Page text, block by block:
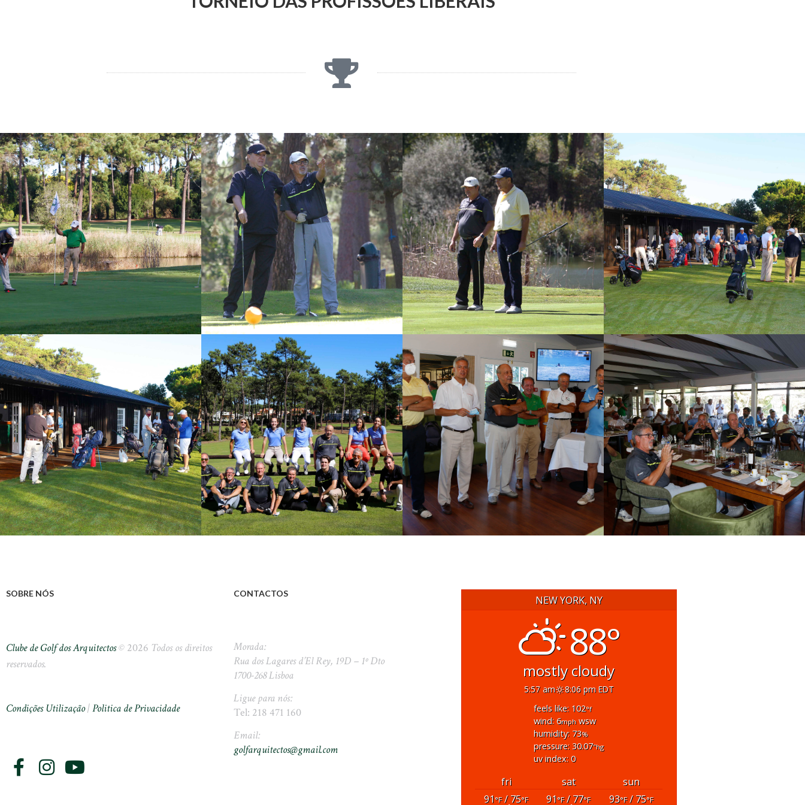
SOBRE NÓS
Clube de Golf dos Arquitectos© 2026 Todos os direitos
reservados.
Condições Utilização|Politica de Privacidade
CONTACTOS
Morada:
Rua dos Lagares d’El Rey, 19D – 1º Dto
1700-268 Lisboa
Ligue para nós:
Tel: 218 471 160
Email:
golfarquitectos@gmail.com
NEW YORK, NY
88°
mostly cloudy
5:57 am
8:06 pm EDT
feels like: 102°f
wind: 6mph wsw
humidity: 73%
pressure: 30.07"hg
uv index: 0
fri sat
sun
91°F/ 75°F 91°F/ 77°F 93°F/ 75°F